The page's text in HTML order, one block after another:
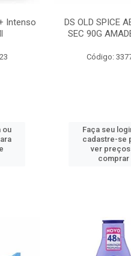
Intenso
ou
DS OLD SPICE
SEC 90G
Código:
Faça seu
cadastre-se
ver preços
comprar